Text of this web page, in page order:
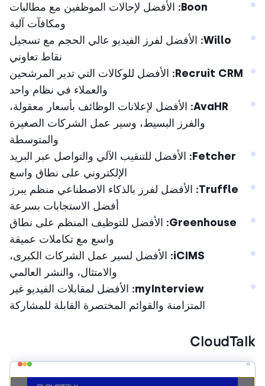
Boon: الأفضل لإحالات الموظفين مع مطالبات
ومكافآت آلية
Willo: الأفضل لفرز الفيديو عالي الحجم مع تسجيل
نقاط تعاوني
Recruit CRM: الأفضل للوكالات التي تدير المرشحين
والعملاء في نظام واحد
AvaHR: الأفضل لإعلانات الوظائف بأسعار معقولة،
والفرز البسيط، وسير عمل الشركات الصغيرة
والمتوسطة
Fetcher: الأفضل للتنقيب الآلي والتواصل عبر البريد
الإلكتروني على نطاق واسع
Truffle: الأفضل لفرز بالذكاء الاصطناعي منظم يبرز
أفضل الاستجابات بسرعة
Greenhouse: الأفضل للتوظيف المنظم على نطاق
واسع مع تكاملات عميقة
iCIMS: الأفضل لسير عمل الشركات الكبرى،
والامتثال، والنشر العالمي
myInterview: الأفضل لمقابلات الفيديو غير
المتزامنة والقوائم المختصرة القابلة للمشاركة